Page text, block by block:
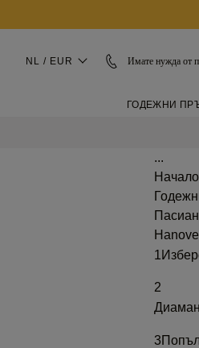
NL / EUR Имате нужда от
ГОДЕЖНИ
...
Начало
1
2
3